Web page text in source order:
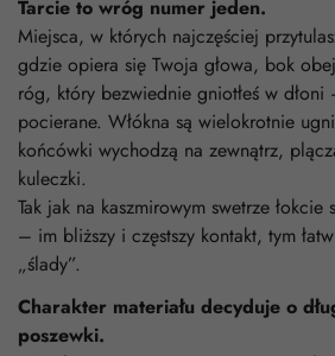
Tarcie to wróg numer jeden.
Miejsca, w których najczęściej
gdzie opiera się Twoja głowa, bok
róg, który bezwiednie gniotłeś w
pocierane. Włókna są wielokrotnie
końcówki wychodzą na zewnątrz,
kuleczki.
Tak jak na kaszmirowym swetrze
– im bliższy i częstszy kontakt, tym
„ślady”.
Charakter materiału decyduje o
poszewki.